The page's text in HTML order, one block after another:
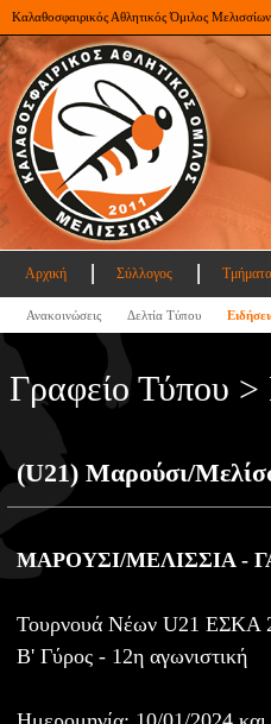
Καλαθοσφαιρικός Αθλητικός Όμιλος
Αρχική Σύλλογος Τμήματα
Ανακοινώσεις Δελτία Τύπου
Γραφείο Τύπου >
(U21) Μαρούσι/
ΜΑΡΟΥΣΙ/ΜΕΛΙΣΣΙΑ -
Τουρνουά Νέων U21 ΕΣΚΑ
Β' Γύρος - 12η αγωνιστική